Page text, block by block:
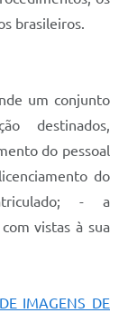
brasileiros.
um conjunto
destinados,
do pessoal
do
- a
vistas à sua
IMAGENS DE